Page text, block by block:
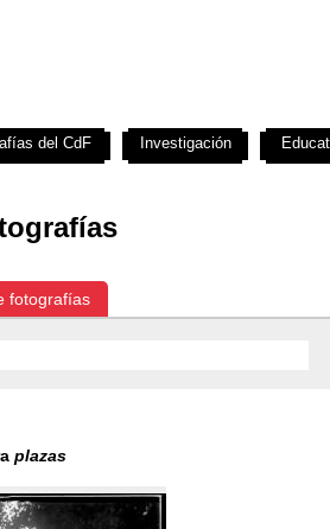
fotografías
plazas
del CdF Investigación